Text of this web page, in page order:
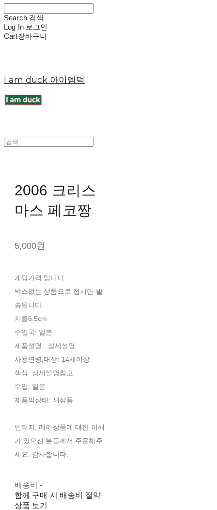
Search 검색
Log In 로그인
Cart장바구니
I am duck 아이엠덕
2006 크리스
마스 페코짱
5,000원
개당가격 입니다.
박스없는 상품으로 접시만 발
송됩니다.
지름6.5cm
수입국: 일본
제품설명 : 상세설명
사용연령,대상: 14세이상
색상: 상세설명참고
수입: 일본
제품의상태: 새상품
빈티지, 레어상품에 대한 이해
가 있으신 분들께서 주문해주
세요. 감사합니다.
배송비-
함께 구매 시 배송비 절약
상품 보기